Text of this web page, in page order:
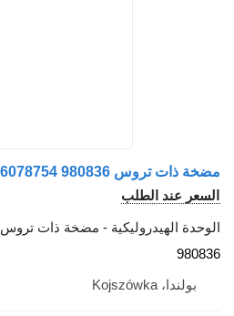
مضخة ذات تروس Haldex FH76078754 980836
السعر عند الطلب
الوحدة الهيدروليكية - مضخة ذات تروس
980836
بولندا، Kojszówka